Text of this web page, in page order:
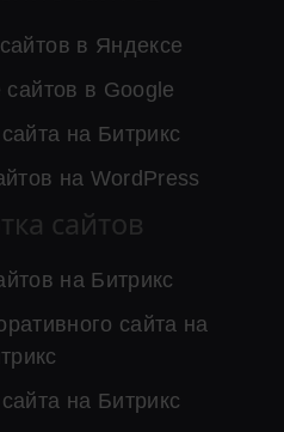
в Яндексе
в Google
на Битрикс
на WordPress
сайтов
на Битрикс
сайта на
на Битрикс